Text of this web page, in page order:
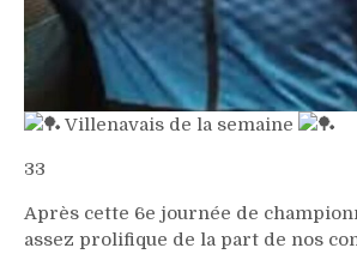
Villenavais de la semaine
33
Après cette 6e journée de
assez prolifique de la part de nos